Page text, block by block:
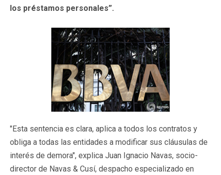
los préstamos personales”.
"Esta sentencia es clara, aplica a todos los contratos y
obliga a todas las entidades a modificar sus cláusulas de
interés de demora", explica Juan Ignacio Navas, socio-
director de Navas & Cusí, despacho especializado en